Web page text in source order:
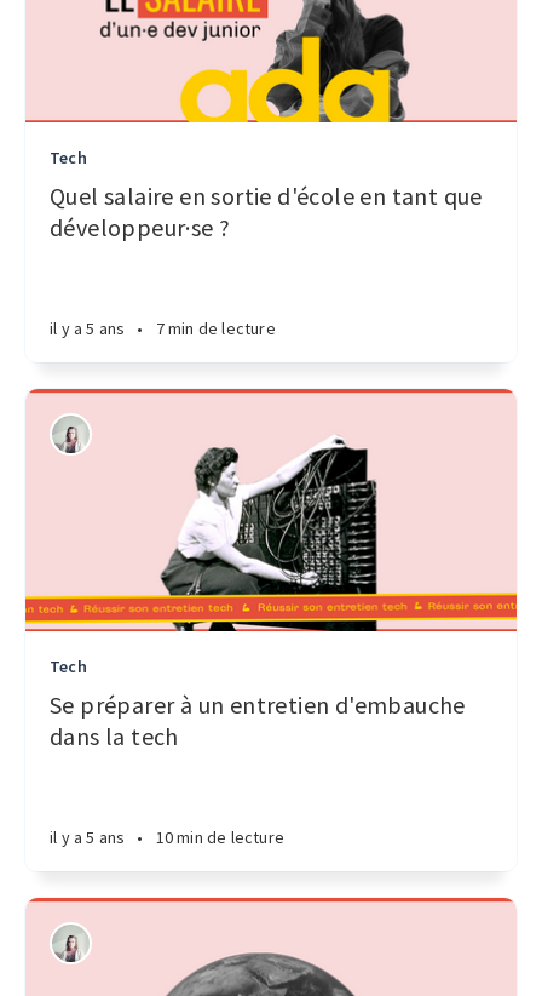
Tech
Quel salaire en sortie d'école en tant que
développeur·se ?
il y a 5 ans • 7 min de lecture
Tech
Se préparer à un entretien d'embauche
dans la tech
il y a 5 ans • 10 min de lecture